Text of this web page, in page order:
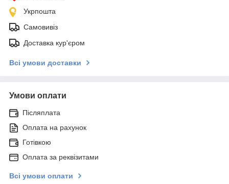
Укрпошта
Самовивіз
Доставка кур'єром
Всі умови доставки
Умови оплати
Післяплата
Оплата на рахунок
Готівкою
Оплата за реквізитами
Всі умови оплати